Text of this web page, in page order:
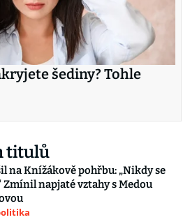
šediny? Tohle
titulů
na Knížákově pohřbu: „Nikdy se
Zmínil napjaté vztahy s Medou